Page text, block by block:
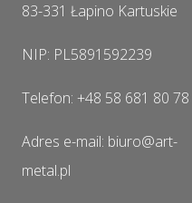
83-331 Łapino Kartuskie
NIP: PL5891592239
Telefon: +48 58 681 80 78
Adres e-mail: biuro@art-
metal.pl